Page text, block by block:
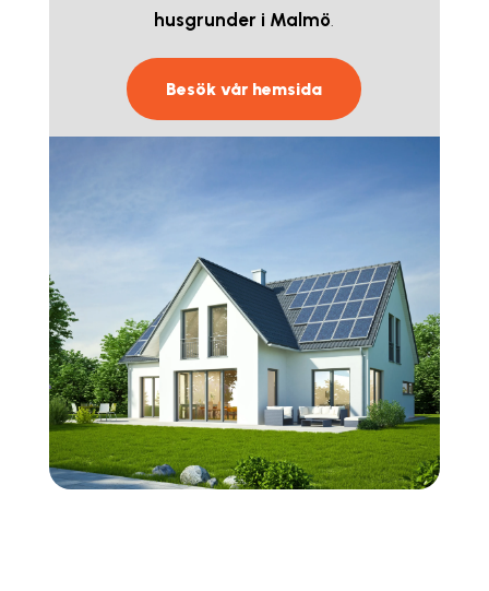
husgrunder i Malmö.
Besök vår hemsida